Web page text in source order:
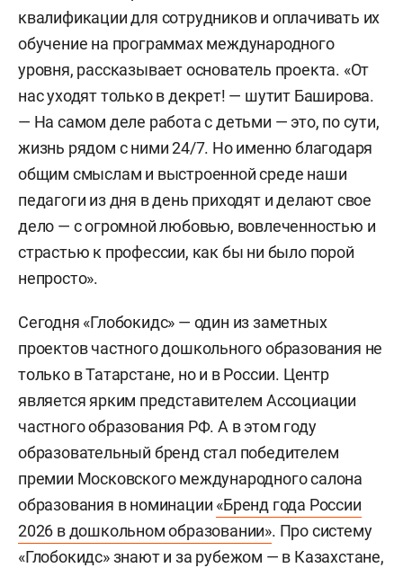
квалификации для сотрудников и оплачивать их
обучение на программах международного
уровня, рассказывает основатель проекта. «От
нас уходят только в декрет! — шутит Баширова.
— На самом деле работа с детьми — это, по сути,
жизнь рядом с ними 24/7. Но именно благодаря
общим смыслам и выстроенной среде наши
педагоги из дня в день приходят и делают свое
дело — с огромной любовью, вовлеченностью и
страстью к профессии, как бы ни было порой
непросто».
Сегодня «Глобокидс» — один из заметных
проектов частного дошкольного образования не
только в Татарстане, но и в России. Центр
является ярким представителем Ассоциации
частного образования РФ. А в этом году
образовательный бренд стал победителем
премии Московского международного салона
образования в номинации «Бренд года России
2026 в дошкольном образовании». Про систему
«Глобокидс» знают и за рубежом — в Казахстане,